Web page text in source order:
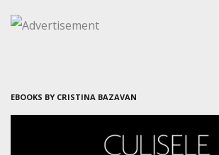
EBOOKS BY CRISTINA BAZAVAN